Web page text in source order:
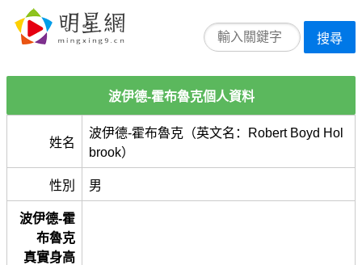
搜尋
波伊德-霍布魯克個人資料
姓名
波伊德-霍布魯克（英文名：Robert Boyd Hol
brook）
性別 男
波伊德-霍
布魯克
真實身高